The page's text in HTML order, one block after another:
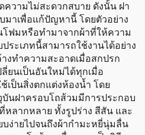
ความไม่สะดวกสบาย ดังนั้น ฝา
าเพื่อแก้ปัญหานี้ โดยตัวอย่าง
ฟมหรือทำมาจากผ้าที่ให้ความ
ระเภทนี้สามารถใช้งานได้อย่าง
งทำความสะอาดเมื่อสกปรก
ยนเป็นอันใหม่ได้ทุกเมื่อ
เป็นสิ่งตกแต่งห้องน้ำ โดย
บันฝาครอบโถส้วมมีการประกอบ
หลากหลาย ทั้งรูปร่าง สีสัน และ
บง่ายไปจนถึงผ้ากำมะหยี่นุ่มลื่น